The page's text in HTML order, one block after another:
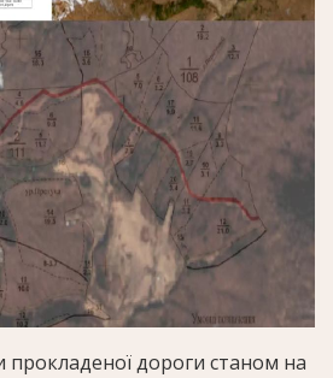
прокладеної дороги станом на